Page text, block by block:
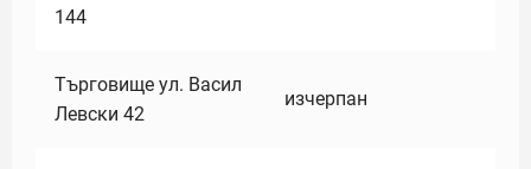
144
Търговище ул. Васил
Левски 42
изчерпан